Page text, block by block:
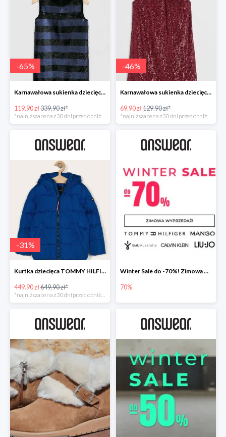
-65%
Karnawałowa sukienka dziecięca GUESS JEANS
119.90 zł339.90 zł*
-46%
Karnawałowa sukienka dziecięca MANGO KIDS
69.90 zł129.90 zł*
-31%
Kurtka dziecięca TOMMY HILFIGER
449.90 zł649.90 zł*
Winter Sale do -70%! Zimowa wyprzedaż w Answear!
70%